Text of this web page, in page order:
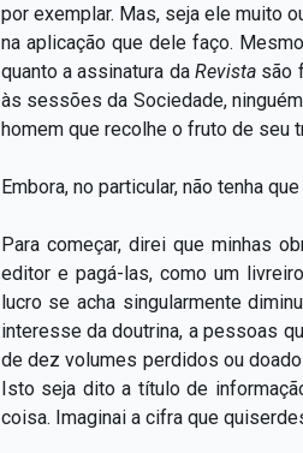
por exemplar. Mas, seja ele muito
na aplicação que dele faço.
quanto a assinatura da Revista são
às sessões da Sociedade,
homem que recolhe o fruto de seu
Embora, no particular, não tenha
Para começar, direi que minhas
editor e pagá-las, como um
lucro se acha singularmente
interesse da doutrina, a pessoas
de dez volumes perdidos ou
Isto seja dito a título de
coisa. Imaginai a cifra que